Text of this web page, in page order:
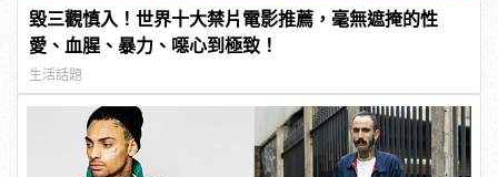
毀三觀慎入！世界十大禁片電影推薦，毫無遮掩的性
愛、血腥、暴力、噁心到極致！
生活話題